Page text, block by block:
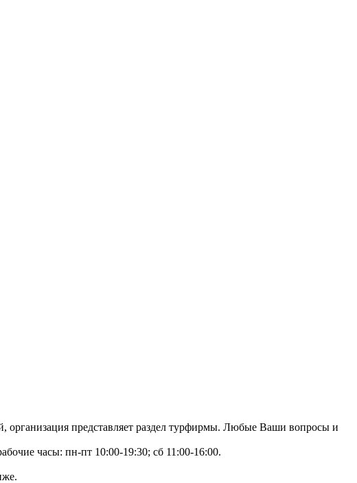
организация представляет раздел турфирмы. Любые Ваши вопросы и
часы: пн-пт 10:00-19:30; сб 11:00-16:00.